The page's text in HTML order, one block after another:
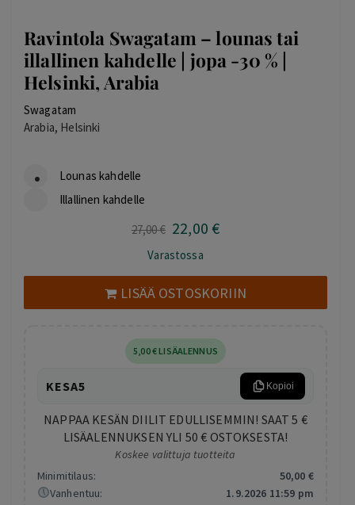
Ravintola Swagatam – lounas tai
illallinen kahdelle | jopa -30 % |
Helsinki, Arabia
Swagatam
Arabia, Helsinki
Lounas kahdelle
Illallinen kahdelle
27,00€ Alkuperäinen
oli:
27,00 €.
22,00 €Nykyinen
22,00 €.
Varastossa
LISÄÄ OSTOSKORIIN
5,00€LISÄALENNUS
KESA5 Kopioi
NAPPAA KESÄN DIILIT EDULLISEMMIN! SAAT 5 €
LISÄALENNUKSEN YLI 50 € OSTOKSESTA!
Koskee valittuja tuotteita
Minimitilaus:
50,00 €
Vanhentuu:
1.9.2026 11:59 pm